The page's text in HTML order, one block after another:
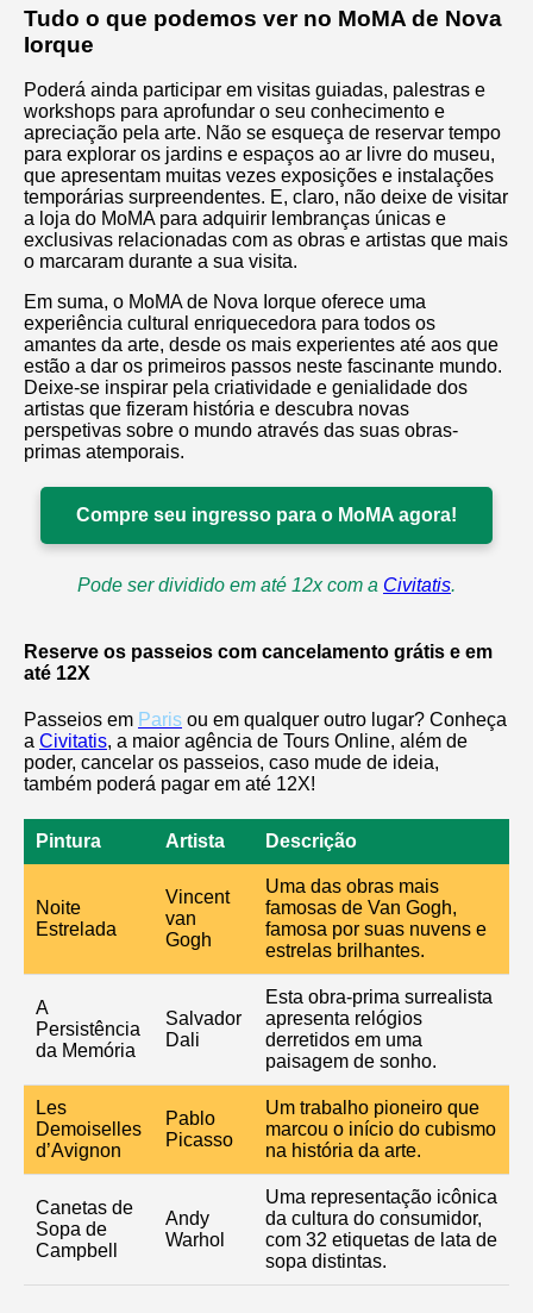
Tudo o que podemos ver no MoMA de Nova
Iorque
Poderá ainda participar em visitas guiadas, palestras e
workshops para aprofundar o seu conhecimento e
apreciação pela arte. Não se esqueça de reservar tempo
para explorar os jardins e espaços ao ar livre do museu,
que apresentam muitas vezes exposições e instalações
temporárias surpreendentes. E, claro, não deixe de visitar
a loja do MoMA para adquirir lembranças únicas e
exclusivas relacionadas com as obras e artistas que mais
o marcaram durante a sua visita.
Em suma, o MoMA de Nova Iorque oferece uma
experiência cultural enriquecedora para todos os
amantes da arte, desde os mais experientes até aos que
estão a dar os primeiros passos neste fascinante mundo.
Deixe-se inspirar pela criatividade e genialidade dos
artistas que fizeram história e descubra novas
perspetivas sobre o mundo através das suas obras-
primas atemporais.
Compre seu ingresso para o MoMA agora!
Pode ser dividido em até 12x com a Civitatis.
Reserve os passeios com cancelamento grátis e em
até 12X
Passeios em Paris ou em qualquer outro lugar? Conheça
a Civitatis, a maior agência de Tours Online, além de
poder, cancelar os passeios, caso mude de ideia,
também poderá pagar em até 12X!
Pintura Artista Descrição
Noite
Estrelada
Vincent
van
Gogh
Uma das obras mais
famosas de Van Gogh,
famosa por suas nuvens e
estrelas brilhantes.
A
Persistência
da Memória
Salvador
Dali
Esta obra-prima surrealista
apresenta relógios
derretidos em uma
paisagem de sonho.
Les
Demoiselles
d’Avignon
Pablo
Picasso
Um trabalho pioneiro que
marcou o início do cubismo
na história da arte.
Canetas de
Sopa de
Campbell
Andy
Warhol
Uma representação icônica
da cultura do consumidor,
com 32 etiquetas de lata de
sopa distintas.